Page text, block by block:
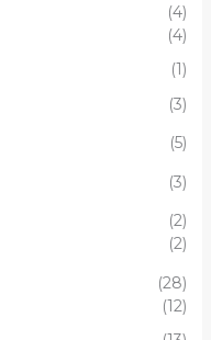
(4)
(4)
(1)
(3)
(5)
(3)
(2)
(2)
(28)
(12)